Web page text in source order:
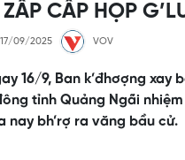
CẤP HỌP
17/09/2025 VOV
16/9, Ban k’đhơợng
tỉnh Quảng Ngãi
nay bh’rợ ra văng bầu cử.